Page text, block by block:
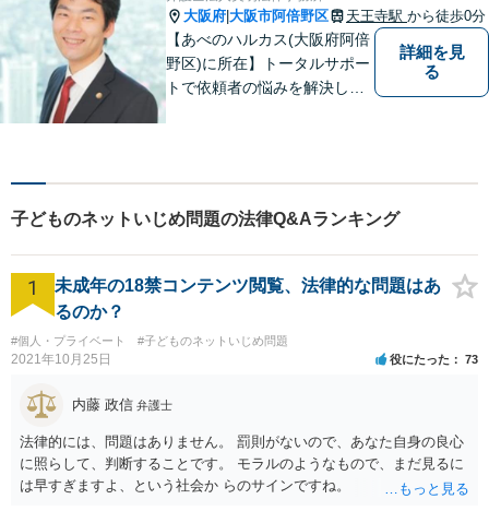
大阪府 大阪市阿倍野区 天王寺駅 から徒歩0分
【あべのハルカス(大阪府阿倍
野区)に所在】トータルサポー
トで依頼者の悩みを解決しま
詳細を見
る
子どものネットいじめ問題の法律Q&Aランキング
1
未成年の18禁コンテンツ閲覧、法律的な問題はあ
るのか？
#個人・プライベート #子どものネットいじめ問題
2021年10月25日 役にたった 73
内藤 政信 弁護士
法律的には、問題はありません。 罰則がないので、あなた自身の良心
に照らして、判断することです。 モラルのようなもので、まだ見るに
は早すぎますよ、という社会か らのサインですね。